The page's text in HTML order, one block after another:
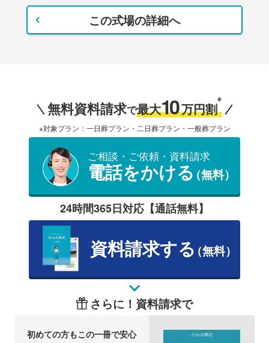
この式場の詳細へ
無料資料請求で最大10万円割
※
※対象プラン：一日葬プラン・二日葬プラン・一般葬プラン
ご相談・ご依頼・資料請求
電話をかける（無料）
24時間365日対応【通話無料】
資料請求する（無料）
さらに！資料請求で
初めての方もこの一冊で安心